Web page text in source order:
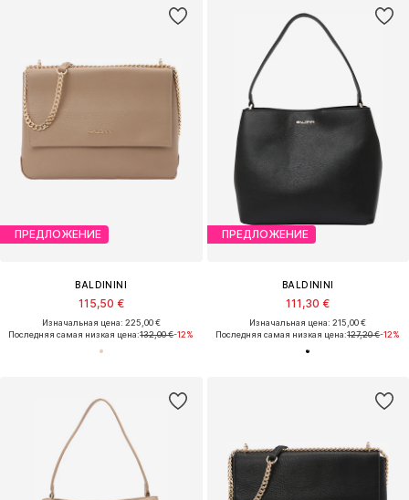
ПРЕДЛОЖЕНИЕ
BALDININI
115,50 €
Изначальная цена: 225,00 €
Последняя самая низкая цена:132,00 €-12%
ПРЕДЛОЖЕНИЕ
BALDININI
111,30 €
Изначальная цена: 215,00 €
Последняя самая низкая цена:127,20 €-12%